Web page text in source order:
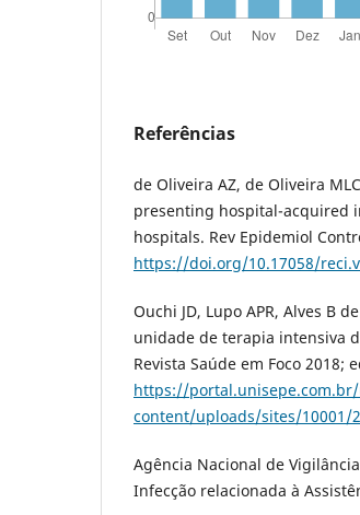
Referências
de Oliveira AZ, de Oliveira
presenting hospital-acquired
hospitals. Rev Epidemiol
https://doi.org/10.17058/
Ouchi JD, Lupo APR, Alves B
unidade de terapia intensiva
Revista Saúde em Foco 2018;
https://
content/uploads/sites/10001/
Agência Nacional de
Infecção relacionada à